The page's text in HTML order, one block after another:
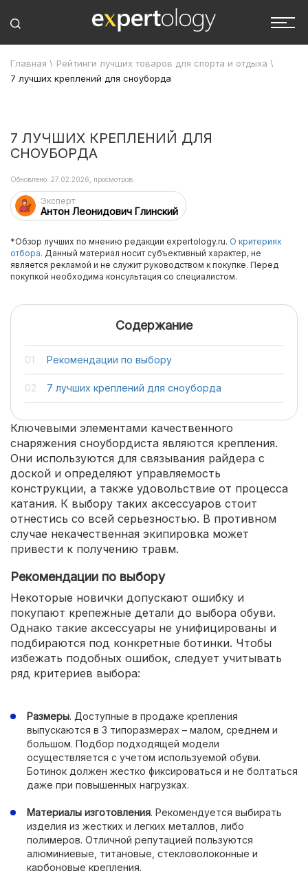
Главная \ Рейтинги лучших товаров для спорта и отдыха \
7 лучших креплений для сноуборда
7 ЛУЧШИХ КРЕПЛЕНИЙ ДЛЯ
СНОУБОРДА
Эксперт
Антон Леонидович Глинский
Обновлено: 27.02.2026, просмотров:
*Обзор лучших по мнению редакции expertology.ru. О критериях
отбора. Данный материал носит субъективный характер, не
является рекламой и не служит руководством к покупке. Перед
покупкой необходима консультация со специалистом.
Содержание
Рекомендации по выбору
7 лучших креплений для сноуборда
Ключевыми элементами качественного
снаряжения сноубордиста являются крепления.
Они используются для связывания райдера с
доской и определяют управляемость
конструкции, а также удовольствие от процесса
катания. К выбору таких аксессуаров стоит
отнестись со всей серьезностью. В противном
случае некачественная экипировка может
привести к получению травм.
Рекомендации по выбору
Некоторые новички допускают ошибку и
покупают крепежные детали до выбора обуви.
Однако такие аксессуары не унифицированы и
подбираются под конкретные ботинки. Чтобы
избежать подобных ошибок, следует учитывать
ряд критериев выбора:
Размеры. Доступные в продаже крепления
выпускаются в 3 типоразмерах – малом, среднем и
большом. Подбор подходящей модели
осуществляется с учетом используемой обуви.
Ботинок должен жестко фиксироваться и не болтаться
даже при повышенных нагрузках.
Материалы изготовления. Рекомендуется выбирать
изделия из жестких и легких металлов, либо
полимеров. Отличной репутацией пользуются
алюминиевые, титановые, стекловолоконные и
карбоновые крепления.